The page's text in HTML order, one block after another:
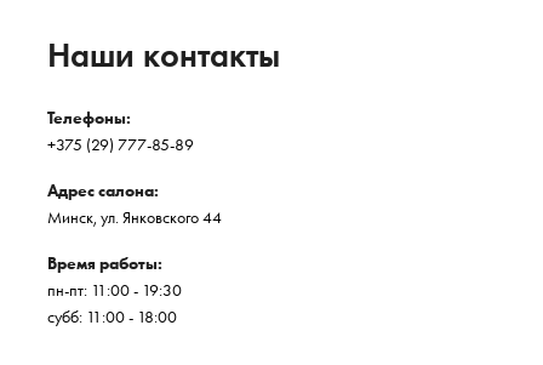
Наши контакты
Телефоны:
+375 (29) 777-85-89
Адрес салона:
Минск, ул. Янковского 44
Время работы:
пн-пт: 11:00 - 19:30
субб: 11:00 - 18:00